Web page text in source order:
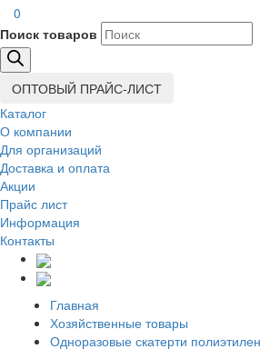
0
Поиск товаров
ОПТОВЫЙ ПРАЙС-ЛИСТ
Каталог
О компании
Для организаций
Доставка и оплата
Акции
Прайс лист
Информация
Контакты
Главная
Хозяйственные товары
Одноразовые скатерти